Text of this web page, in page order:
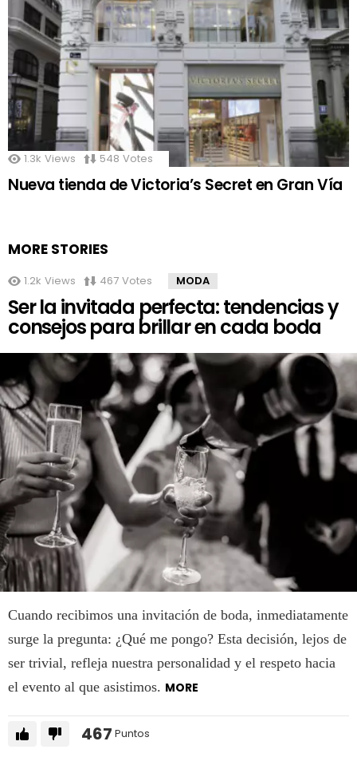
1.3k Views 548 Votes
Nueva tienda de Victoria’s Secret en Gran Vía
MORE STORIES
1.2k Views 467 Votes MODA
Ser la invitada perfecta: tendencias y
consejos para brillar en cada boda
Cuando recibimos una invitación de boda, inmediatamente
surge la pregunta: ¿Qué me pongo? Esta decisión, lejos de
ser trivial, refleja nuestra personalidad y el respeto hacia
el evento al que asistimos. MORE
467 Puntos